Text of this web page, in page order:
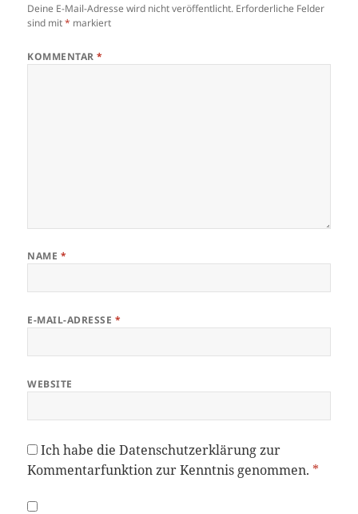
Deine E-Mail-Adresse wird nicht veröffentlicht. Erforderliche Felder
sind mit* markiert
KOMMENTAR*
NAME *
E-MAIL-ADRESSE *
WEBSITE
Ich habe dieDatenschutzerklärungzur
Kommentarfunktion zur Kenntnis genommen. *